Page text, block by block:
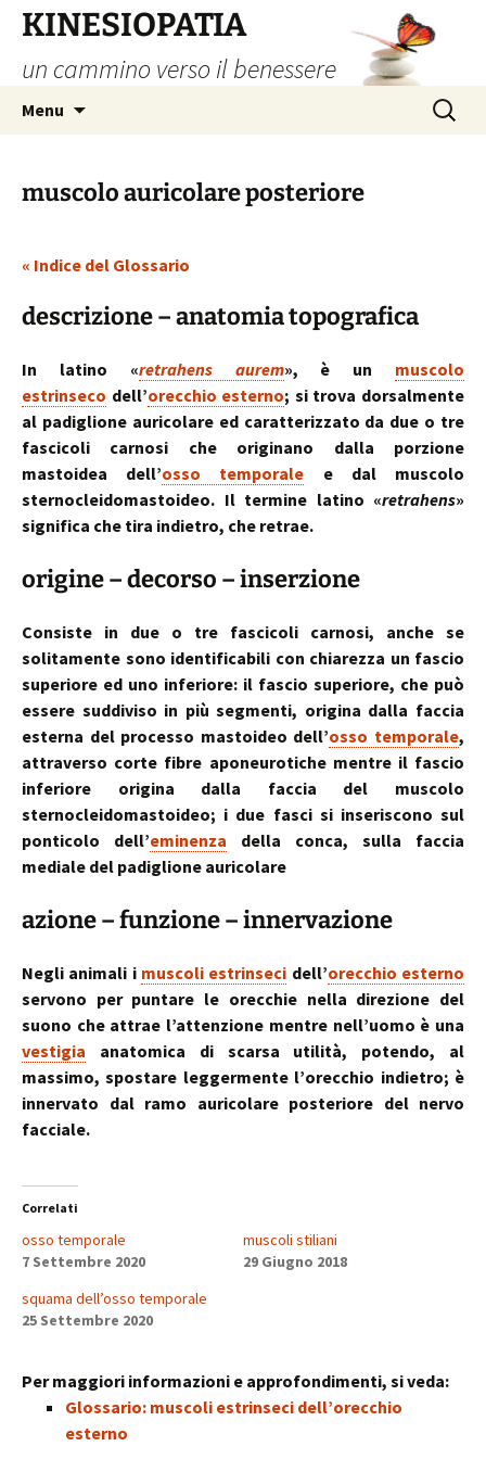
contenuto
KINESIOPATIA
un cammino verso il benessere
Menu
Ricerca
per:
muscolo auricolare posteriore
« Indice del Glossario
descrizione – anatomia topografica
In latino «retrahens aurem», è un muscolo
estrinseco dell’orecchio esterno; si trova dorsalmente
al padiglione auricolare ed caratterizzato da due o tre
fascicoli carnosi che originano dalla porzione
mastoidea dell’osso temporale e dal muscolo
sternocleidomastoideo. Il termine latino «retrahens»
significa che tira indietro, che retrae.
origine – decorso – inserzione
Consiste in due o tre fascicoli carnosi, anche se
solitamente sono identificabili con chiarezza un fascio
superiore ed uno inferiore: il fascio superiore, che può
essere suddiviso in più segmenti, origina dalla faccia
esterna del processo mastoideo dell’osso temporale,
attraverso corte fibre aponeurotiche mentre il fascio
inferiore origina dalla faccia del muscolo
sternocleidomastoideo; i due fasci si inseriscono sul
ponticolo dell’eminenza della conca, sulla faccia
mediale del padiglione auricolare
azione – funzione – innervazione
Negli animali i muscoli estrinseci dell’orecchio esterno
servono per puntare le orecchie nella direzione del
suono che attrae l’attenzione mentre nell’uomo è una
vestigia anatomica di scarsa utilità, potendo, al
massimo, spostare leggermente l’orecchio indietro; è
innervato dal ramo auricolare posteriore del nervo
facciale.
Correlati
osso temporale
7 Settembre 2020
muscoli stiliani
29 Giugno 2018
squama dell’osso temporale
25 Settembre 2020
Per maggiori informazioni e approfondimenti, si veda:
Glossario: muscoli estrinseci dell’orecchio
esterno